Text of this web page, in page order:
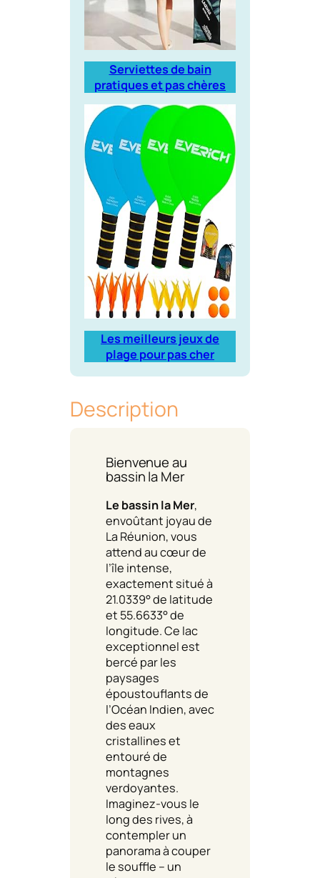
Serviettes de bain
pratiques et pas chères
Les meilleurs jeux de
plage pour pas cher
Description
Bienvenue au
bassin la Mer
Le bassin la Mer,
envoûtant joyau de
La Réunion, vous
attend au cœur de
l’île intense,
exactement situé à
21.0339° de latitude
et 55.6633° de
longitude. Ce lac
exceptionnel est
bercé par les
paysages
époustouflants de
l’Océan Indien, avec
des eaux
cristallines et
entouré de
montagnes
verdoyantes.
Imaginez-vous le
long des rives, à
contempler un
panorama à couper
le souffle – un